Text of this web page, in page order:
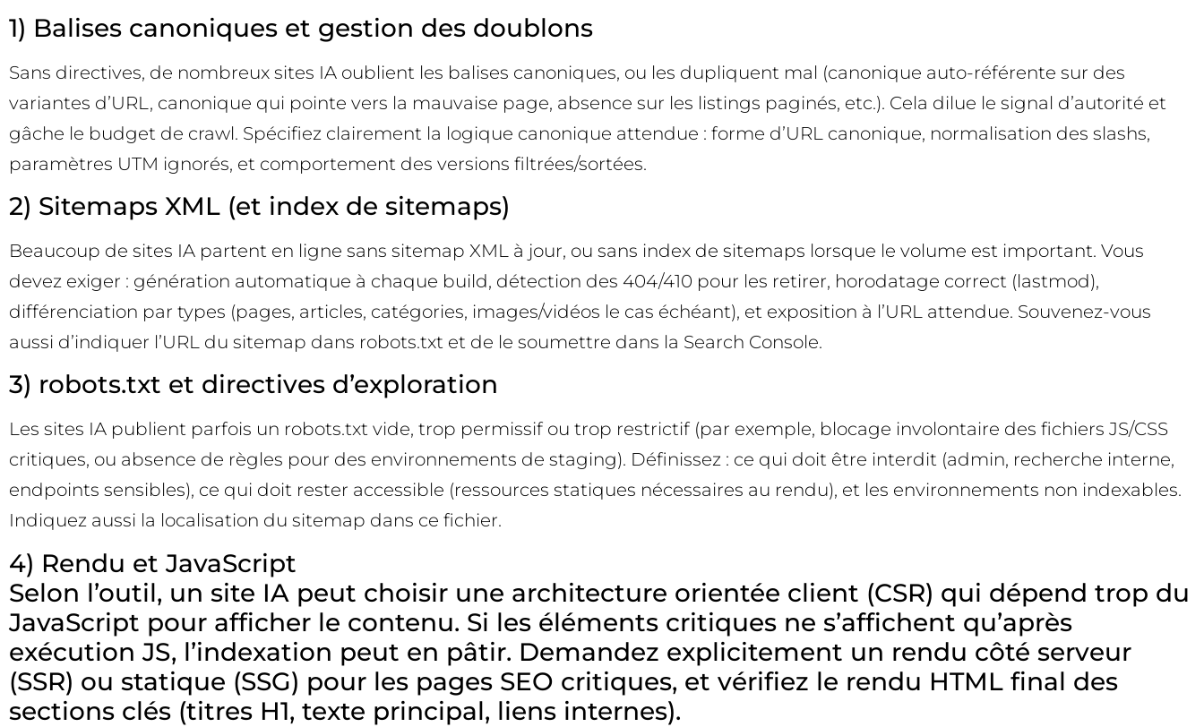
1) Balises canoniques et gestion des doublons
Sans directives, de nombreux sites IA oublient les balises canoniques, ou les dupliquent mal (canonique auto-référente sur des
variantes d’URL, canonique qui pointe vers la mauvaise page, absence sur les listings paginés, etc.). Cela dilue le signal d’autorité et
gâche le budget de crawl. Spécifiez clairement la logique canonique attendue : forme d’URL canonique, normalisation des slashs,
paramètres UTM ignorés, et comportement des versions filtrées/sortées.
2) Sitemaps XML (et index de sitemaps)
Beaucoup de sites IA partent en ligne sans sitemap XML à jour, ou sans index de sitemaps lorsque le volume est important. Vous
devez exiger : génération automatique à chaque build, détection des 404/410 pour les retirer, horodatage correct (lastmod),
différenciation par types (pages, articles, catégories, images/vidéos le cas échéant), et exposition à l’URL attendue. Souvenez-vous
aussi d’indiquer l’URL du sitemap dans robots.txt et de le soumettre dans la Search Console.
3) robots.txt et directives d’exploration
Les sites IA publient parfois un robots.txt vide, trop permissif ou trop restrictif (par exemple, blocage involontaire des fichiers JS/CSS
critiques, ou absence de règles pour des environnements de staging). Définissez : ce qui doit être interdit (admin, recherche interne,
endpoints sensibles), ce qui doit rester accessible (ressources statiques nécessaires au rendu), et les environnements non indexables.
Indiquez aussi la localisation du sitemap dans ce fichier.
4) Rendu et JavaScript
Selon l’outil, un site IA peut choisir une architecture orientée client (CSR) qui dépend trop du
JavaScript pour afficher le contenu. Si les éléments critiques ne s’affichent qu’après
exécution JS, l’indexation peut en pâtir. Demandez explicitement un rendu côté serveur
(SSR) ou statique (SSG) pour les pages SEO critiques, et vérifiez le rendu HTML final des
sections clés (titres H1, texte principal, liens internes).